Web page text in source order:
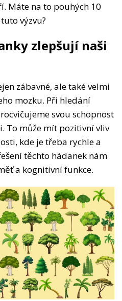
Máte na to pouhých 10
výzvu?
zlepšují naši
zábavné, ale také velmi
mozku. Při hledání
svou schopnost
To může mít pozitivní vliv
kde je třeba rychle a
těchto hádanek nám
a kognitivní funkce.